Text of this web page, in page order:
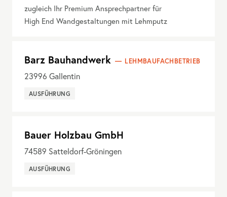
zugleich Ihr Premium Ansprechpartner für
High End Wandgestaltungen mit Lehmputz
Barz Bauhandwerk LEHMBAUFACHBETRIEB
23996 Gallentin
AUSFÜHRUNG
Bauer Holzbau GmbH
74589 Satteldorf-Gröningen
AUSFÜHRUNG